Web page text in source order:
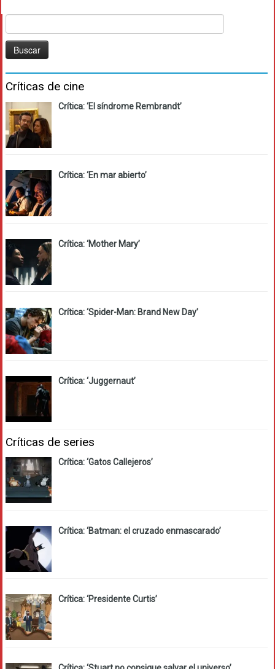
Críticas de cine
Crítica: ‘El síndrome Rembrandt’
Crítica: ‘En mar abierto’
Crítica: ‘Mother Mary’
Crítica: ‘Spider-Man: Brand New Day’
Crítica: ‘Juggernaut’
Críticas de series
Crítica: ‘Gatos Callejeros’
Crítica: ‘Batman: el cruzado enmascarado’
Crítica: ‘Presidente Curtis’